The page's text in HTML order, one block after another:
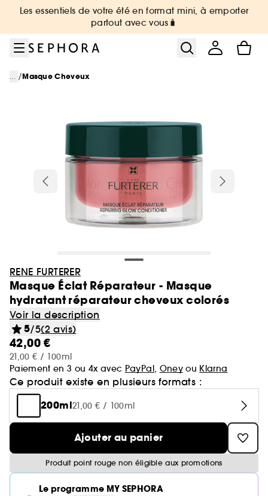
Aller au menu
Aller au contenu principal
Aller au pied de page
Les essentiels de votre été en format mini, à emporter
partout avec vous🧳
... /Masque Cheveux
RENE FURTERER
Masque Éclat Réparateur - Masque
hydratant réparateur cheveux colorés
Voir la description
5/5(2 avis)
42,00 €
21,00 € / 100ml
Paiement en 3 ou 4x avec PayPal, Oneyou Klarna
Ce produit existe en plusieurs formats :
200ml21,00 € / 100ml
Ajouter au panier
Produit point rouge non éligible aux promotions
Le programme MY SEPHORA